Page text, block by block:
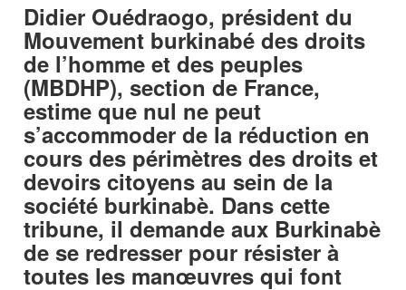
Didier Ouédraogo, président du
Mouvement burkinabé des droits
de l’homme et des peuples
(MBDHP), section de France,
estime que nul ne peut
s’accommoder de la réduction en
cours des périmètres des droits et
devoirs citoyens au sein de la
société burkinabè. Dans cette
tribune, il demande aux Burkinabè
de se redresser pour résister à
toutes les manœuvres qui font